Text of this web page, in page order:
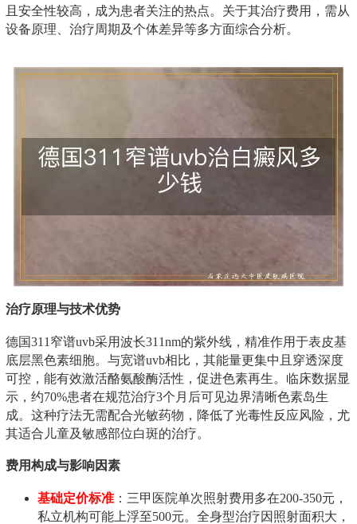
且安全性较高，成为患者关注的热点。关于其治疗费用，需从
设备原理、治疗周期及个体差异等多方面综合分析。
治疗原理与技术优势
德国311窄谱uvb采用波长311nm的紫外线，精准作用于表皮基
底层黑色素细胞。与宽谱uvb相比，其能量更集中且穿透深度
可控，能有效激活酪氨酸酶活性，促进色素再生。临床数据显
示，约70%患者在规范治疗3个月后可见边界清晰色素岛生
成。这种疗法无需配合光敏药物，降低了光毒性反应风险，尤
其适合儿童及敏感部位白斑的治疗。
费用构成与影响因素
基础定价标准 ：三甲医院单次照射费用多在200-350元，
私立机构可能上浮至500元。全身型治疗因照射面积大，